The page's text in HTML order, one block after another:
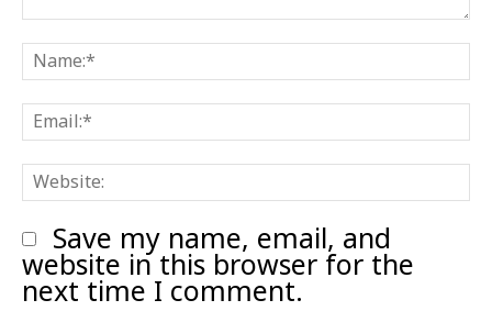
Comment:
Save my name, email, and
website in this browser for the
next time I comment.